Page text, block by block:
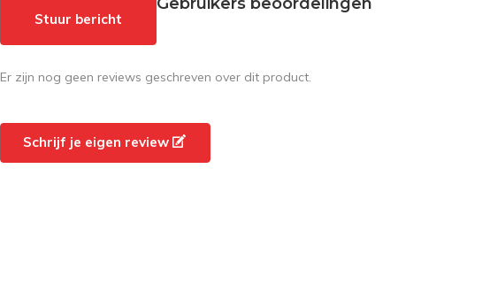
Stuur bericht
Er zijn nog geen reviews geschreven over dit product.
Schrijf je eigen review